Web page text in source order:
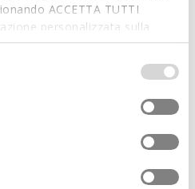
ACCETTA TUTTI
personalizzata sulla
Selezionando
scegliere quali cookies ed
autorizzare. Per maggiori
in qualsiasi momento le
JACKETS
you
with lightness